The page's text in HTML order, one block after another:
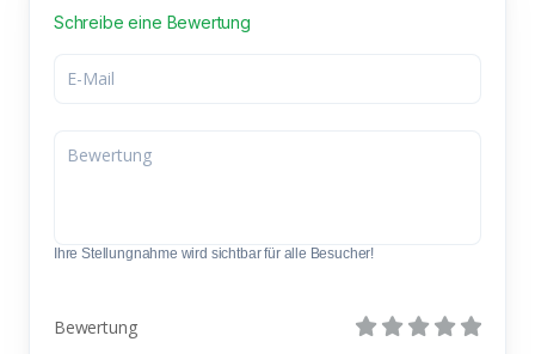
Schreibe eine Bewertung
Ihre Stellungnahme wird sichtbar für alle Besucher!
Bewertung